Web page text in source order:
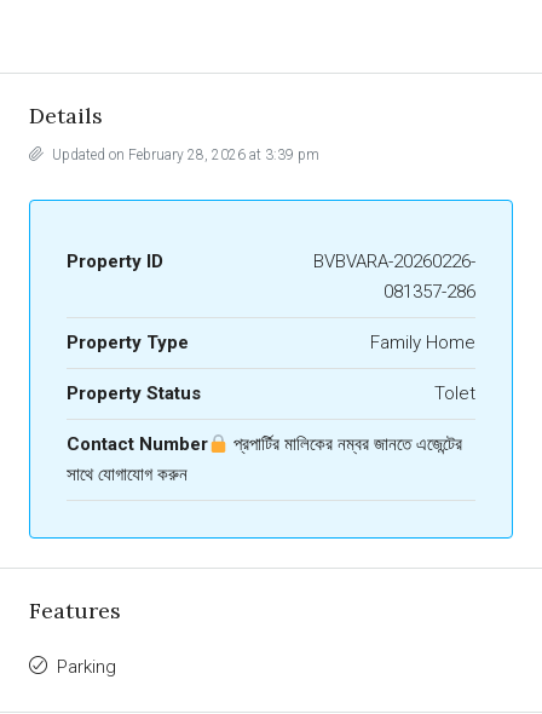
Details
Updated on February 28, 2026 at 3:39 pm
Property ID
BVBVARA-20260226-
081357-286
Property Type Family Home
Property Status Tolet
Contact Number
প্রপার্টির মালিকের নম্বর জানতে এজেন্টের
সাথে যোগাযোগ করুন
Features
Parking